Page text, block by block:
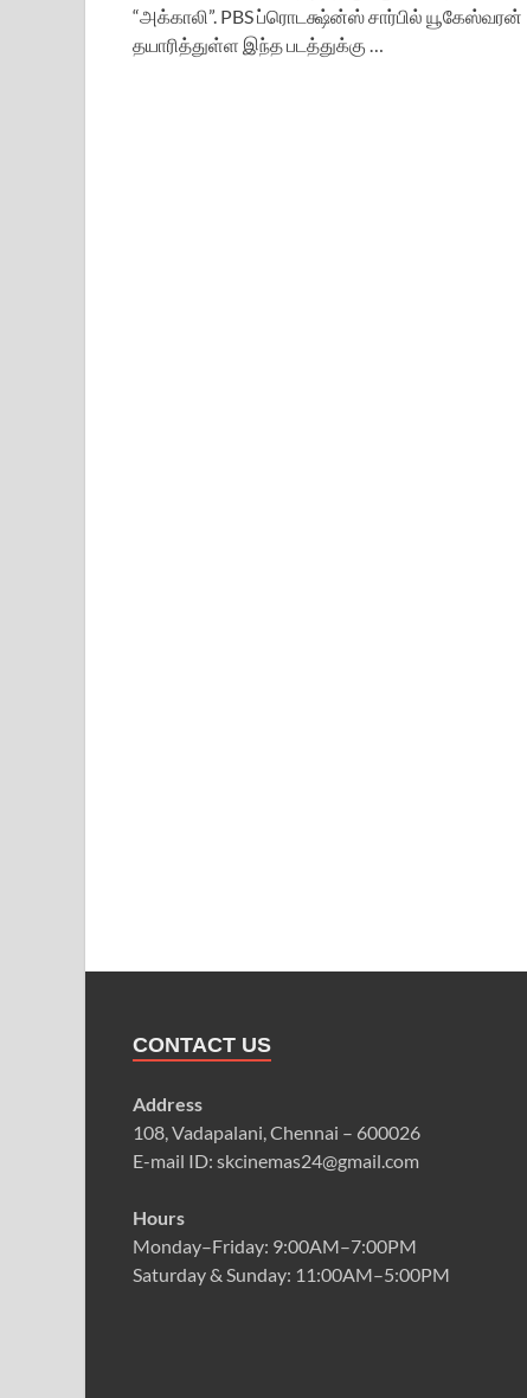
“அக்காலி”. PBS ப்ரொடக்ஷ்ன்ஸ் சார்பில் யூகேஸ்வரன்
தயாரித்துள்ள இந்த படத்துக்கு …
CONTACT US
Address
108, Vadapalani, Chennai – 600026
E-mail ID: skcinemas24@gmail.com
Hours
Monday–Friday: 9:00AM–7:00PM
Saturday & Sunday: 11:00AM–5:00PM